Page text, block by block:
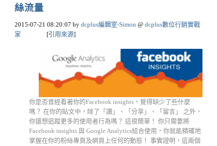
絲流量
2015-07-21 08:20:07 by dcplus編輯室-Simon @ dcplus數位行銷實戰
家
[引用來源]
你是否曾經看著你的Facebook insights，覺得缺少了些什麼
嗎？ 在你的貼文中，除了「讚」、「分享」、「留言」 之外，
你還想追蹤更多的使用者行為嗎？ 這很簡單！ 你只需要將
Facebook insights 與 Google Analytics結合使用，你就能精確地
掌握在你的粉絲專頁及網頁上任何的動態！ 事實證明，這兩個